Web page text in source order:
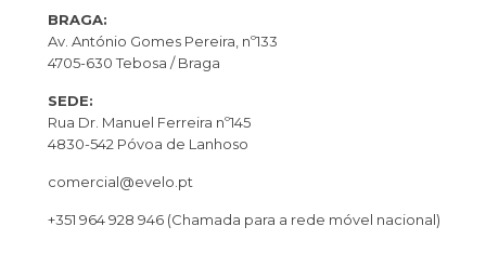
BRAGA:
Av. António Gomes Pereira, nº133
4705-630 Tebosa / Braga
SEDE:
Rua Dr. Manuel Ferreira nº145
4830-542 Póvoa de Lanhoso
comercial@evelo.pt
+351 964 928 946 (Chamada para a rede móvel nacional)